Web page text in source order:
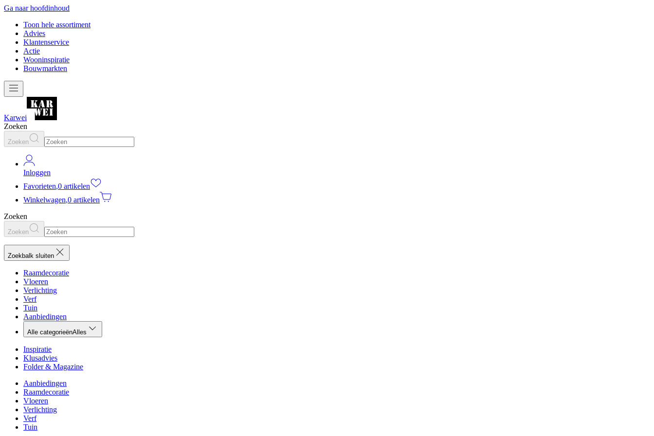
Ga naar hoofdinhoud
Toon hele assortiment
Advies
Klantenservice
Actie
Wooninspiratie
Bouwmarkten
Karwei
Zoeken
Zoeken
Inloggen
Favorieten,0 artikelen
Winkelwagen,0 artikelen
Zoeken
Zoeken
Zoekbalk sluiten
Raamdecoratie
Vloeren
Verlichting
Verf
Tuin
Aanbiedingen
Alle categorieënAlles
Inspiratie
Klusadvies
Folder & Magazine
Aanbiedingen
Raamdecoratie
Vloeren
Verlichting
Verf
Tuin